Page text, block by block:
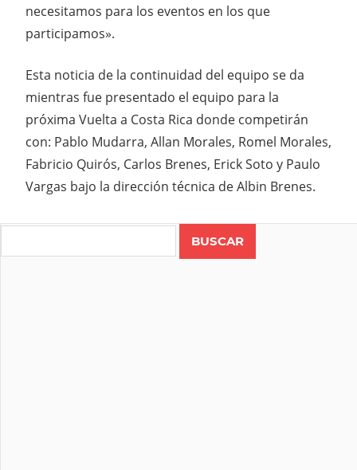
necesitamos para los eventos en los que
participamos».
Esta noticia de la continuidad del equipo se da
mientras fue presentado el equipo para la
próxima Vuelta a Costa Rica donde competirán
con: Pablo Mudarra, Allan Morales, Romel Morales,
Fabricio Quirós, Carlos Brenes, Erick Soto y Paulo
Vargas bajo la dirección técnica de Albin Brenes.